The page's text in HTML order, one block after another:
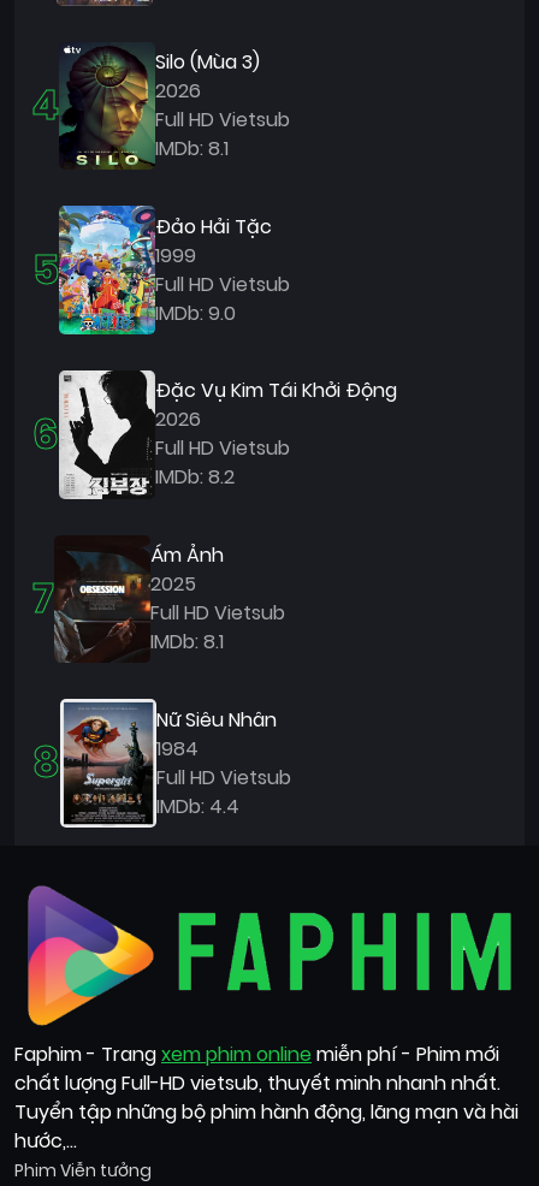
4
Silo (Mùa 3)
2026
Full HD Vietsub
IMDb: 8.1
5
Đảo Hải Tặc
1999
Full HD Vietsub
IMDb: 9.0
6
Đặc Vụ Kim Tái Khởi Động
2026
Full HD Vietsub
IMDb: 8.2
7
Ám Ảnh
2025
Full HD Vietsub
IMDb: 8.1
8
Nữ Siêu Nhân
1984
Full HD Vietsub
IMDb: 4.4
Faphim - Trangxem phim online miễn phí - Phim mới
chất lượng Full-HD vietsub, thuyết minh nhanh nhất.
Tuyển tập những bộ phim hành động, lãng mạn và hài
hước,...
Phim Viễn tưởng